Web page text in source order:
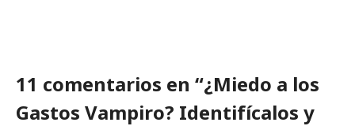
11 comentarios en “¿Miedo a los
Gastos Vampiro? Identifícalos y